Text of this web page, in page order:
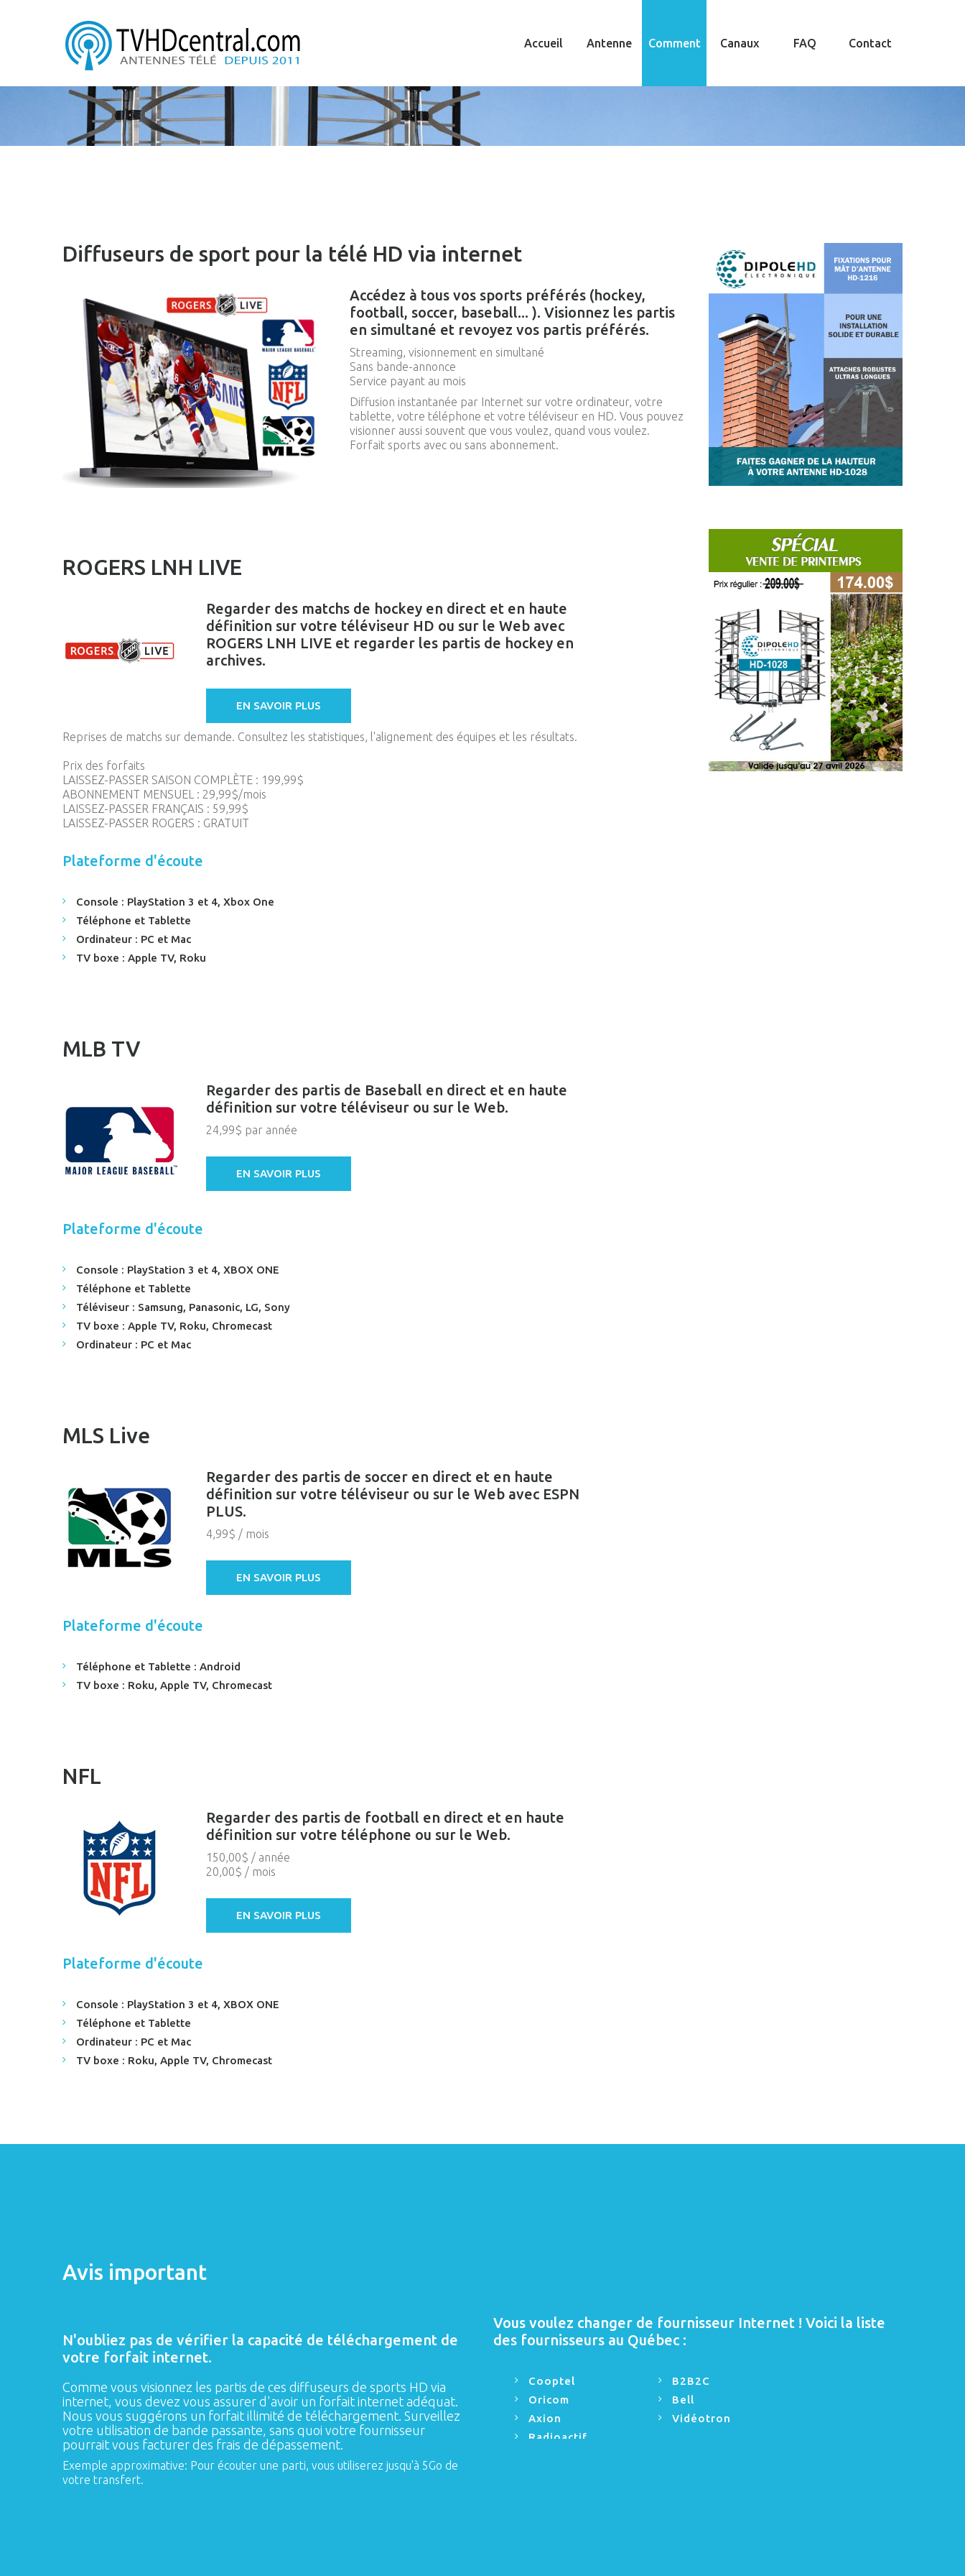
Accueil Antenne Comment Canaux FAQ Contact
Diffuseurs de sport pour la télé HD via internet
Accédez à tous vos sports préférés (hockey,
football, soccer, baseball... ). Visionnez les partis
en simultané et revoyez vos partis préférés.
Streaming, visionnement en simultané
Sans bande-annonce
Service payant au mois
Diffusion instantanée par Internet sur votre ordinateur, votre
tablette, votre téléphone et votre téléviseur en HD. Vous pouvez
visionner aussi souvent que vous voulez, quand vous voulez.
Forfait sports avec ou sans abonnement.
ROGERS LNH LIVE
Regarder des matchs de hockey en direct et en haute
définition sur votre téléviseur HD ou sur le Web avec
ROGERS LNH LIVE et regarder les partis de hockey en
archives.
EN SAVOIR PLUS
Reprises de matchs sur demande. Consultez les statistiques, l'alignement des équipes et les résultats.
Prix des forfaits
LAISSEZ-PASSER SAISON COMPLÈTE : 199,99$
ABONNEMENT MENSUEL : 29,99$/mois
LAISSEZ-PASSER FRANÇAIS : 59,99$
LAISSEZ-PASSER ROGERS : GRATUIT
Plateforme d'écoute
Console : PlayStation 3 et 4, Xbox One
Téléphone et Tablette
Ordinateur : PC et Mac
TV boxe : Apple TV, Roku
MLB TV
Regarder des partis de Baseball en direct et en haute
définition sur votre téléviseur ou sur le Web.
24,99$ par année
EN SAVOIR PLUS
Plateforme d'écoute
Console : PlayStation 3 et 4, XBOX ONE
Téléphone et Tablette
Téléviseur : Samsung, Panasonic, LG, Sony
TV boxe : Apple TV, Roku, Chromecast
Ordinateur : PC et Mac
MLS Live
Regarder des partis de soccer en direct et en haute
définition sur votre téléviseur ou sur le Web avec ESPN
PLUS.
4,99$ / mois
EN SAVOIR PLUS
Plateforme d'écoute
Téléphone et Tablette : Android
TV boxe : Roku, Apple TV, Chromecast
NFL
Regarder des partis de football en direct et en haute
définition sur votre téléphone ou sur le Web.
150,00$ / année
20,00$ / mois
EN SAVOIR PLUS
Plateforme d'écoute
Console : PlayStation 3 et 4, XBOX ONE
Téléphone et Tablette
Ordinateur : PC et Mac
TV boxe : Roku, Apple TV, Chromecast
Avis important
N'oubliez pas de vérifier la capacité de téléchargement de
votre forfait internet.
Comme vous visionnez les partis de ces diffuseurs de sports HD via
internet, vous devez vous assurer d'avoir un forfait internet adéquat.
Nous vous suggérons un forfait illimité de téléchargement. Surveillez
votre utilisation de bande passante, sans quoi votre fournisseur
pourrait vous facturer des frais de dépassement.
Exemple approximative: Pour écouter une parti, vous utiliserez jusqu'à 5Go de
votre transfert.
Vous voulez changer de fournisseur Internet ! Voici la liste
des fournisseurs au Québec :
Cooptel
Oricom
Axion
Radioactif
B2B2C
Bell
Vidéotron